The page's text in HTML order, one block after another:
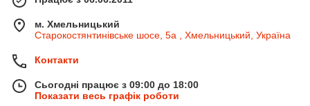
м. Хмельницький
Старокостянтинівське шосе, 5а , Хмельницький, Україна
Контакти
Сьогодні працює з 09:00 до 18:00
Показати весь графік роботи